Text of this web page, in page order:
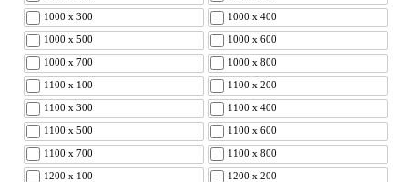
1000 x 300 1000 x 400
1000 x 500 1000 x 600
1000 x 700 1000 x 800
1100 x 100 1100 x 200
1100 x 300 1100 x 400
1100 x 500 1100 x 600
1100 x 700 1100 x 800
1200 x 100 1200 x 200